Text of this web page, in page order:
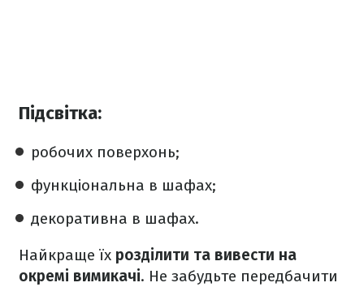
Підсвітка:
робочих поверхонь;
функціональна в шафах;
декоративна в шафах.
Найкраще їх розділити та вивести на
окремі вимикачі. Не забудьте передбачити